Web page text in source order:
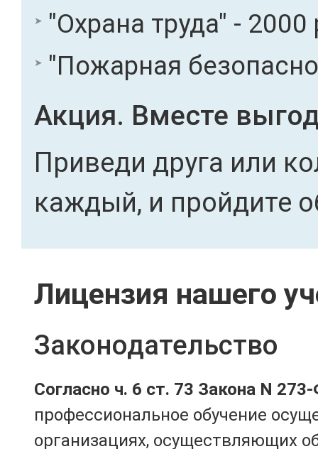
"Охрана труда" - 2000
"Пожарная
Акция. Вместе
Приведи друга или
каждый, и пройдите
Лицензия нашего
Законодательство
Согласно ч. 6 ст. 73 Закона N
профессиональное обучение
организациях, осуществляющих